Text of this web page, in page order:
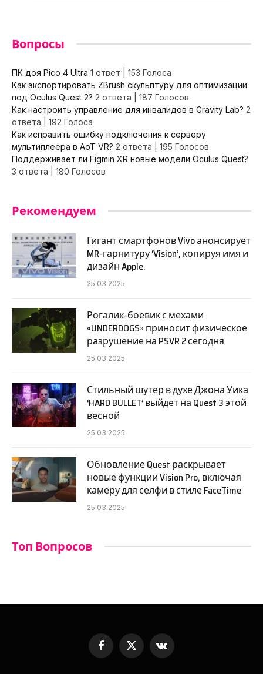
Вопросы
ПК доя Pico 4 Ultra 1 ответ
153 Голоса
Как экспортировать ZBrush скульптуру для оптимизации
под Oculus Quest 2? 2 ответа
187 Голосов
Как настроить управление для инвалидов в Gravity Lab? 2
ответа
192 Голоса
Как исправить ошибку подключения к серверу
мультиплеера в AoT VR? 2 ответа
195 Голосов
Поддерживает ли Figmin XR новые модели Oculus Quest?
3 ответа
180 Голосов
Рекомендуем
Гигант смартфонов Vivo анонсирует
MR-гарнитуру ‘Vision’, копируя имя и
дизайн Apple.
25.03.2025
Рогалик-боевик с мехами
«UNDERDOGS» приносит физическое
разрушение на PSVR 2 сегодня
25.03.2025
Стильный шутер в духе Джона Уика
‘HARD BULLET’ выйдет на Quest 3 этой
весной
25.03.2025
Обновление Quest раскрывает
новые функции Vision Pro, включая
камеру для селфи в стиле FaceTime
25.03.2025
Топ Вопросов
Facebook
X
(Twitter)
VKontakte